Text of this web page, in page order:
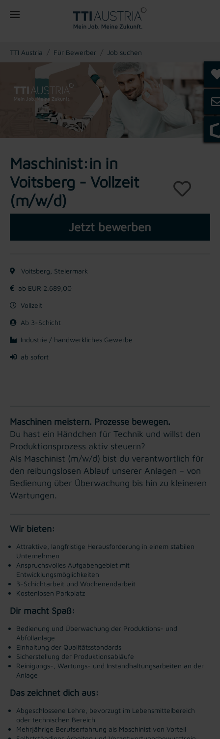
You are here:
TTI Austria Für Bewerber Job suchen
Maschinist:in in
Voitsberg - Vollzeit
(m/w/d)
Jetzt bewerben
Voitsberg, Steiermark
ab EUR 2.689,00
Vollzeit
Ab 3-Schicht
Industrie / handwerkliches Gewerbe
ab sofort
Maschinen meistern. Prozesse bewegen.
Du hast ein Händchen für Technik und willst den
Produktionsprozess aktiv steuern?
Als Maschinist (m/w/d) bist du verantwortlich für
den reibungslosen Ablauf unserer Anlagen – von
Bedienung über Überwachung bis hin zu kleineren
Wartungen.
Wir bieten:
Attraktive, langfristige Herausforderung in einem stabilen
Unternehmen
Anspruchsvolles Aufgabengebiet mit
Entwicklungsmöglichkeiten
3-Schichtarbeit und Wochenendarbeit
Kostenlosen Parkplatz
Dir macht Spaß:
Bedienung und Überwachung der Produktions- und
Abfüllanlage
Einhaltung der Qualitätsstandards
Sicherstellung der Produktionsabläufe
Reinigungs-, Wartungs- und Instandhaltungsarbeiten an der
Anlage
Das zeichnet dich aus:
Abgeschlossene Lehre, bevorzugt im Lebensmittelbereich
oder technischen Bereich
Mehrjährige Berufserfahrung als Maschinist von Vorteil